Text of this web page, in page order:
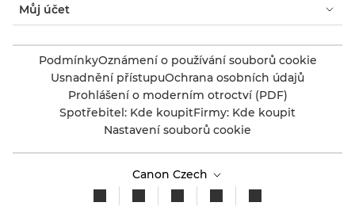
Můj účet
PodmínkyOznámení o používání souborů cookie
Usnadnění přístupuOchrana osobních údajů
Prohlášení o moderním otroctví (PDF)
Spotřebitel: Kde koupitFirmy: Kde koupit
Nastavení souborů cookie
Canon Czech